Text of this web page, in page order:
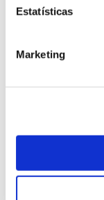
Estatísticas
Marketing
SAIBA